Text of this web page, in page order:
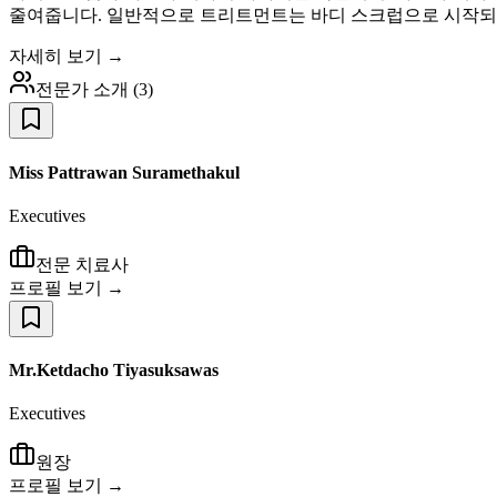
줄여줍니다. 일반적으로 트리트먼트는 바디 스크럽으로 시작
자세히 보기 →
전문가 소개 (3)
Miss Pattrawan Suramethakul
Executives
전문 치료사
프로필 보기 →
Mr.Ketdacho Tiyasuksawas
Executives
원장
프로필 보기 →